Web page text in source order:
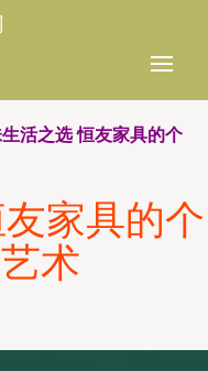
活之选 恒友家具的个
家具的个
术